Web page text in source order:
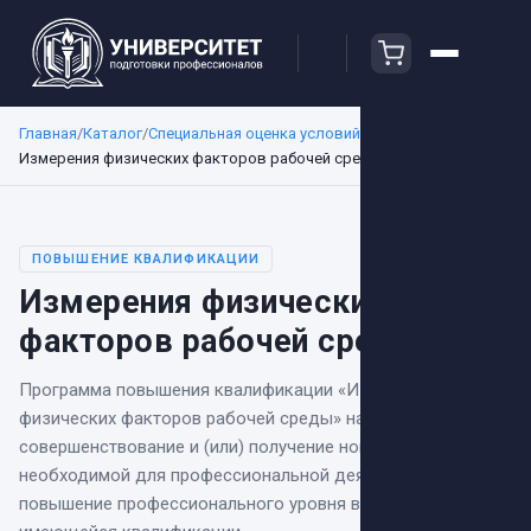
Главная/Каталог/Специальная оценка условий труда (СОУТ)
Измерения физических факторов рабочей среды
ПОВЫШЕНИЕ КВАЛИФИКАЦИИ
Измерения физических
факторов рабочей среды
Программа повышения квалификации «Измерения
физических факторов рабочей среды» направлена на
совершенствование и (или) получение новой компетенции,
необходимой для профессиональной деятельности, и (или)
повышение профессионального уровня в рамках